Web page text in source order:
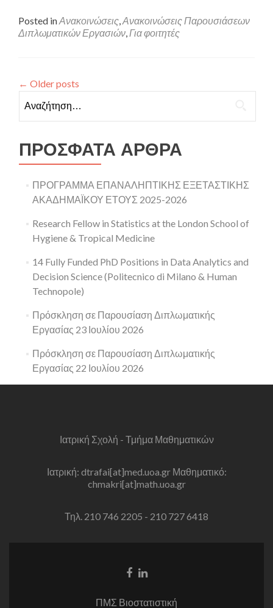
about
Πρόσκληση
Εργασίας
09
Μαρτίου
2026
Posted inΑνακοινώσεις,Ανακοινώσεις Παρουσιάσεων
Διπλωματικών Εργασιών,Για φοιτητές
← Older posts
ΠΡΌΣΦΑΤΑ ΆΡΘΡΑ
ΠΡΟΓΡΑΜΜΑ ΕΠΑΝΑΛΗΠΤΙΚΗΣ ΕΞΕΤΑΣΤΙΚΗΣ
ΑΚΑΔΗΜΑΪΚΟΥ ΕΤΟΥΣ 2025-2026
Research Fellow in Statistics at the London School of
Hygiene & Tropical Medicine
14 Fully Funded PhD Positions in Data Analytics and
Decision Science (Politecnico di Milano & Human
Technopole)
Πρόσκληση σε Παρουσίαση Διπλωματικής
Εργασίας 23 Ιουλίου 2026
Πρόσκληση σε Παρουσίαση Διπλωματικής
Εργασίας 22 Ιουλίου 2026
Ιατρική Σχολή - Τμήμα Μαθηματικών
Ιατρική: dtrafai[at]med.uoa.gr Μαθηματικό:
chmakri[at]math.uoa.gr
Τηλ. 210 746 2205 - 210 727 6418
Facebook
Linkedin
ΠΜΣ Βιοστατιστική